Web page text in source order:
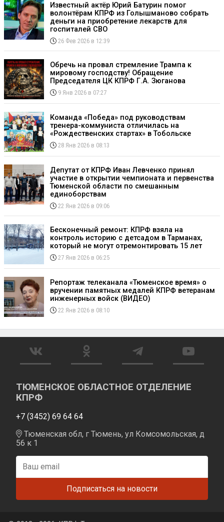
Известный актёр Юрий Батурин помог
волонтёрам КПРФ из Голышманово собрать
деньги на приобретение лекарств для
госпиталей СВО
26 Фев 2026 в 12:39
Обречь на провал стремление Трампа к
мировому господству! Обращение
Председателя ЦК КПРФ Г.А. Зюганова
9 Янв 2026 в 07:27
Команда «Победа» под руководствам
тренера-коммуниста отличилась на
«Рождественских стартах» в Тобольске
28 Янв 2026 в 08:13
Депутат от КПРФ Иван Левченко принял
участие в открытии чемпионата и первенства
Тюменской области по смешанным
единоборствам
22 Янв 2026 в 09:06
Бесконечный ремонт: КПРФ взяла на
контроль историю с детсадом в Тарманах,
который не могут отремонтировать 15 лет
27 Янв 2026 в 06:25
Репортаж телеканала «Тюменское время» о
вручении памятных медалей КПРФ ветеранам
инженерных войск (ВИДЕО)
22 Янв 2026 в 08:10
ТЮМЕНСКОЕ ОБЛАСТНОЕ ОТДЕЛЕНИЕ
КПРФ
+7 (3452) 69 64 64
Тюменская обл, г Тюмень, ул Комсомольская, д
56 к 1